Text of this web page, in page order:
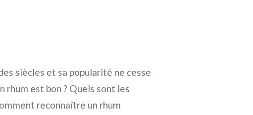
siècles et sa popularité ne cesse
rhum est bon ? Quels sont les
reconnaître un rhum